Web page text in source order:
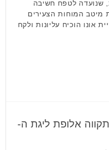
שנועדה לטפח חשיבה
מיטב המוחות הצעירים
אונו הוכיח עליונות ולקח
אלופת ליגת ה-